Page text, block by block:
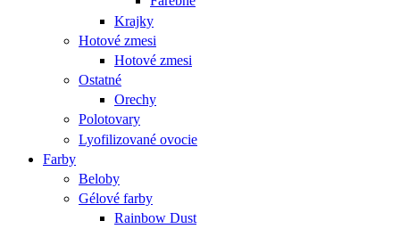
Krajky
Hotové zmesi
Hotové zmesi
Ostatné
Orechy
Polotovary
Lyofilizované ovocie
Farby
Beloby
Gélové farby
Rainbow Dust